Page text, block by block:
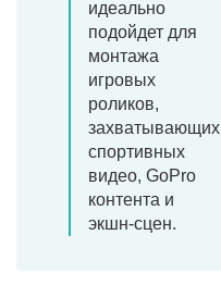
идеально
подойдет для
монтажа
игровых
роликов,
захватывающих
спортивных
видео, GoPro
контента и
экшн-сцен.